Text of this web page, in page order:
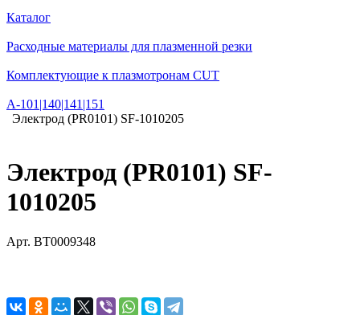
Каталог
Расходные материалы для плазменной резки
Комплектующие к плазмотронам CUT
А-101|140|141|151
Электрод (PR0101) SF-1010205
Электрод (PR0101) SF-
1010205
Арт. BT0009348